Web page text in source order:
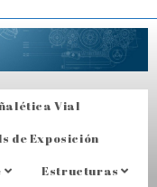
Vial
de Exposición
Estructuras